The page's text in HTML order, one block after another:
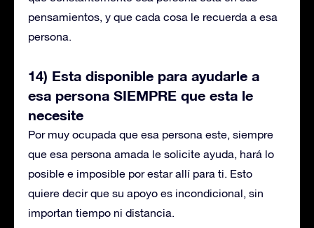
pensamientos, y que cada cosa le recuerda a esa
persona.
14) Esta disponible para ayudarle a
esa persona SIEMPRE que esta le
necesite
Por muy ocupada que esa persona este, siempre
que esa persona amada le solicite ayuda, hará lo
posible e imposible por estar allí para ti. Esto
quiere decir que su apoyo es incondicional, sin
importan tiempo ni distancia.